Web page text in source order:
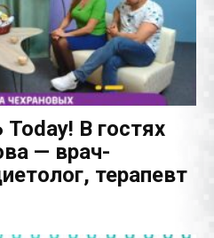
В гостях
— врач-
терапевт